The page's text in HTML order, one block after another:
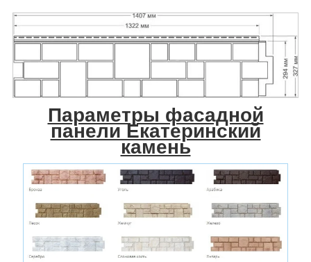
Параметры фасадной
панели Екатеринский
камень